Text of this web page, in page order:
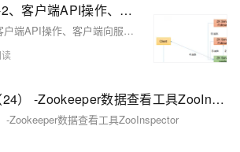
Zookeeper学习---2、客户端API操作、客户端向服务端写数据流程
Zookeeper学习---2、客户端API操作、客户端向服务端写数据流程
分布式系列教程（24） -Zookeeper数据查看工具ZooInspector
-Zookeeper数据查看工具ZooInspector